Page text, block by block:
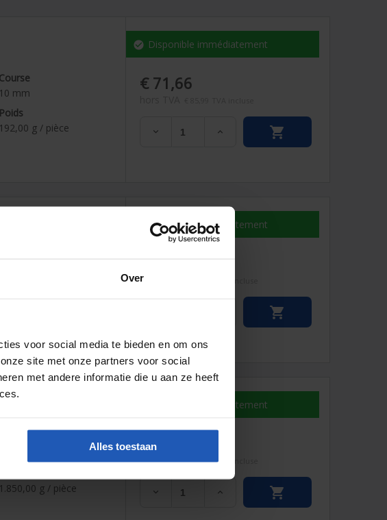
Over
voor social media te bieden en om ons
site met onze partners voor social
met andere informatie die u aan ze heeft
Alles toestaan
Course
10 mm
Poids
192,00 g / pièce
check_circle Disponible immédiatement
€ 71,66
 
Disponible immédiatement
hors TVA
1.850,00 g / pièce
Disponible immédiatement
€ 144,49
hors TVA € 173,39 TVA incluse
 